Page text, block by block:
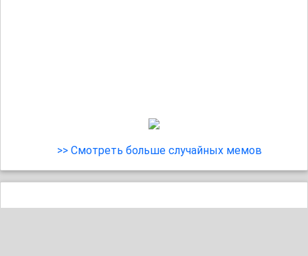
>> Смотреть больше случайных мемов